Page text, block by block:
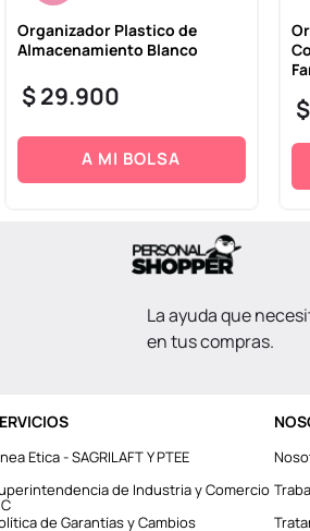
Organizador Plastico de
Almacenamiento Blanco
$29.900
A MI BOLSA
$
La ayuda que
en tus compras.
Etica - SAGRILAFT Y PTEE
de Industria y Comercio
de Garantías y Cambios